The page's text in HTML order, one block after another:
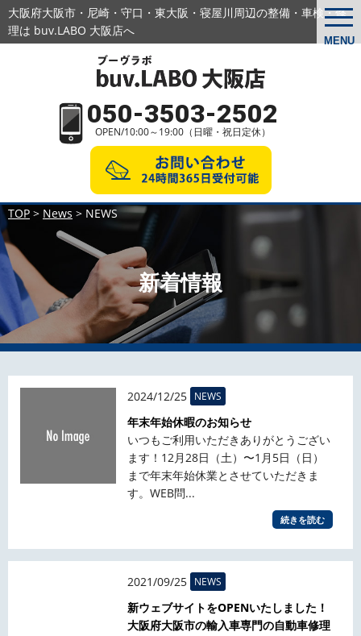
MENU
大阪府大阪市・尼崎・守口・東大阪・寝屋川周辺の整備・車検・修
理は buv.LABO 大阪店へ
050-3503-2502
OPEN/10:00～19:00（日曜・祝日定休）
TOP > News > NEWS
新着情報
2024/12/25 NEWS
年末年始休暇のお知らせ
いつもご利用いただきありがとうござい
ます！12月28日（土）〜1月5日（日）
まで年末年始休業とさせていただきま
す。WEB問...
続きを読む
2021/09/25 NEWS
新ウェブサイトをOPENいたしました！
大阪府大阪市の輸入車専門の自動車修理